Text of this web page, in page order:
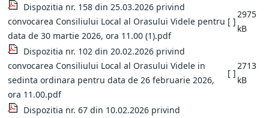
Dispozitia nr. 158 din 25.03.2026 privind
convocarea Consiliului Local al Orasului Videle pentru
data de 30 martie 2026, ora 11.00 (1).pdf
[ ]
2975
kB
Dispozitia nr. 102 din 20.02.2026 privind
convocarea Consiliului Local al Orasului Videle in
sedinta ordinara pentru data de 26 februarie 2026,
ora 11.00.pdf
[ ]
2713
kB
Dispozitia nr. 67 din 10.02.2026 privind